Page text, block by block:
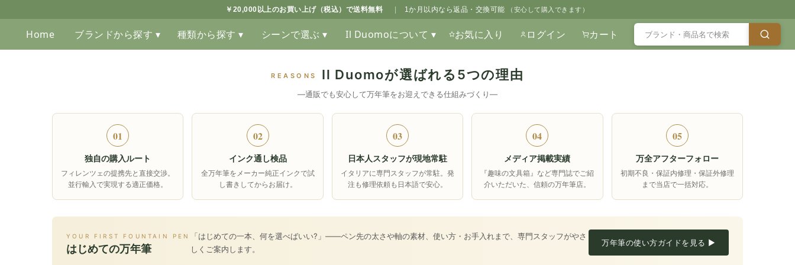
￥20,000以上のお買い上げ（税込）で送料無料 1か月以内なら返品・交換可能 （安心して購入できます）
Home ブランドから探す ▾ 種類から探す ▾ シーンで選ぶ ▾ Il Duomoについて ▾ お気に入り ログイン カート
REASONS Il Duomoが選ばれる5つの理由
―通販でも安心して万年筆をお迎えできる仕組みづくり―
01
独自の購入ルート
フィレンツェの提携先と直接交渉。
並行輸入で実現する適正価格。
02
インク通し検品
全万年筆をメーカー純正インクで試
し書きしてからお届け。
03
日本人スタッフが現地常駐
イタリアに専門スタッフが常駐。発
注も修理依頼も日本語で安心。
04
メディア掲載実績
『趣味の文具箱』など専門誌でご紹
介いただいた、信頼の万年筆店。
05
万全アフターフォロー
初期不良・保証内修理・保証外修理
まで当店で一括対応。
YOUR FIRST FOUNTAIN PEN
はじめての万年筆
「はじめての一本、何を選べばいい?」――ペン先の太さや軸の素材、使い方・お手入れまで、専門スタッフがやさ
しくご案内します。
万年筆の使い方ガイドを見る ▶